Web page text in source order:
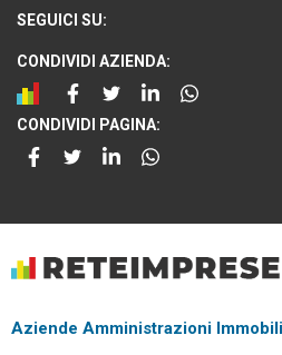
SEGUICI SU:
CONDIVIDI AZIENDA:
CONDIVIDI PAGINA:
Aziende Amministrazioni